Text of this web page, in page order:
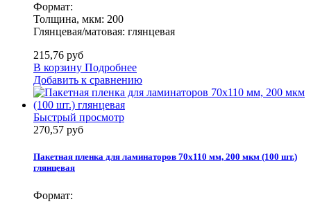
Формат:
Толщина, мкм: 200
Глянцевая/матовая: глянцевая
215,76 руб
В корзину Подробнее
Добавить к сравнению
Быстрый просмотр
270,57 руб
Пакетная пленка для ламинаторов 70х110 мм, 200 мкм (100 шт.)
глянцевая
Формат: